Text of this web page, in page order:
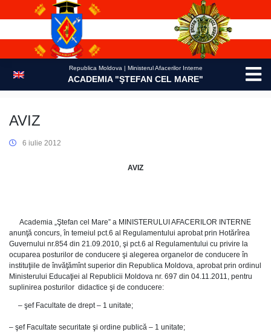
Republica Moldova | Ministerul Afacerilor Interne
ACADEMIA "ŞTEFAN CEL MARE"
AVIZ
6 iulie 2012
AVIZ
Academia „Ştefan cel Mare” a MINISTERULUI AFACERILOR INTERNE
anunţă concurs, în temeiul pct.6 al Regulamentului aprobat prin Hotărîrea
Guvernului nr.854 din 21.09.2010, şi pct.6 al Regulamentului cu privire la
ocuparea posturilor de conducere şi alegerea organelor de conducere în
instituţiile de învăţămînt superior din Republica Moldova, aprobat prin ordinul
Ministerului Educaţiei al Republicii Moldova nr. 697 din 04.11.2011, pentru
suplinirea posturilor didactice şi de conducere:
– şef Facultate de drept – 1 unitate;
– şef Facultate securitate şi ordine publică – 1 unitate;